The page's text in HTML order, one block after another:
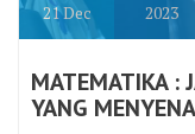
21Dec 2023
MATEMATIKA :
YANG